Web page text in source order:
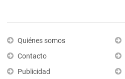
Quiénes somos
Contacto
Publicidad